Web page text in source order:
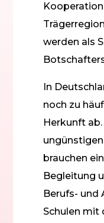
werden als
In
noch zu
Herkunft
brauchen
Begleitung
Berufs- und
Schulen mit